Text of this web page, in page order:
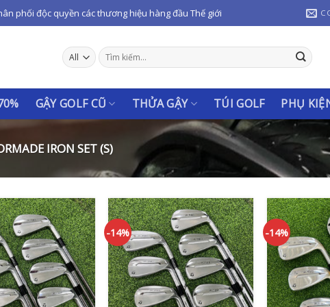
phối độc quyền các thương hiệu hàng đầu Thế giới
Tìm
kiếm:
GẬY GOLF CŨ THỬA GẬY TÚI GOLF PHỤ
IRON SET (S)
-14% -14%